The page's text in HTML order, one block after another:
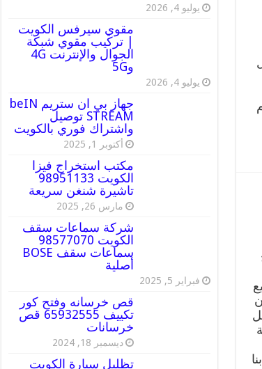
يوليو 4, 2026
مقوي سيرفس الكويت
| تركيب مقوي شبكة
الجوال والإنترنت 4G
و5G
يوليو 4, 2026
جهاز بي ان ستريم beIN
STREAM توصيل
واشتراك فوري بالكويت
أكتوبر 1, 2025
مكتب استخراج فيزا
الكويت 98951133
تاشيرة شنغن سريعة
مارس 26, 2025
شركة سماعات سقف
الكويت 98577070
سماعات سقف BOSE
أصلية
فبراير 5, 2025
قص خرسانه وفتح كور
تكييف 65932555 قص
خرسانات
ديسمبر 18, 2024
تظليل سيارة الكويت